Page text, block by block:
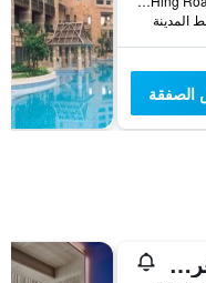
كولون شانغري- لا